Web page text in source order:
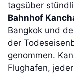
tagsüber
Bahnhof
Bangkok und
der
genommen.
Flughafen,